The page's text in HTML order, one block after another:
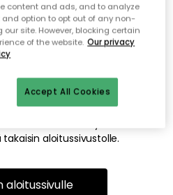
löydä
sivua
ei enää ole tai siitä, että se
tästä mahdollisesti
aloitussivustolle.
aloitussivulle
content and ads, and to analyze
option to opt out of any non-
site. However, blocking certain
of the website. Our privacy
Accept All Cookies